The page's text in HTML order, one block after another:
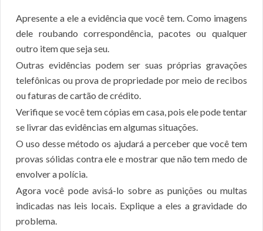
Apresente a ele a evidência que você tem. Como imagens
dele roubando correspondência, pacotes ou qualquer
outro item que seja seu.
Outras evidências podem ser suas próprias gravações
telefônicas ou prova de propriedade por meio de recibos
ou faturas de cartão de crédito.
Verifique se você tem cópias em casa, pois ele pode tentar
se livrar das evidências em algumas situações.
O uso desse método os ajudará a perceber que você tem
provas sólidas contra ele e mostrar que não tem medo de
envolver a polícia.
Agora você pode avisá-lo sobre as punições ou multas
indicadas nas leis locais. Explique a eles a gravidade do
problema.